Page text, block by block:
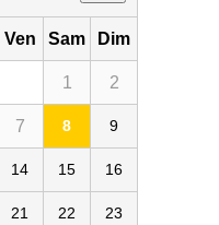
Ven Sam Dim
1 2
7 8 9
14 15 16
21 22 23